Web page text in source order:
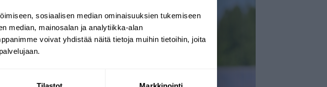
sosiaalisen median ominaisuuksien tukemiseen
median, mainosalan ja analytiikka-alan
voivat yhdistää näitä tietoja muihin tietoihin, joita
för att fortsätta